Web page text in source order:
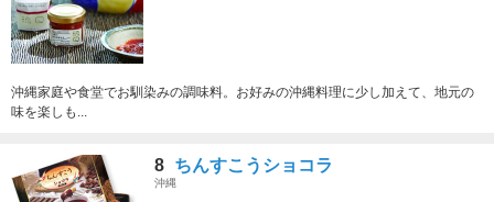
沖縄家庭や食堂でお馴染みの調味料。お好みの沖縄料理に少し加えて、地元の
味を楽しも...
8 ちんすこうショコラ
沖縄